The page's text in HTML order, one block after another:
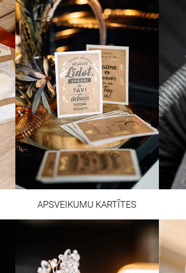
APSVEIKUMU KARTĪTES